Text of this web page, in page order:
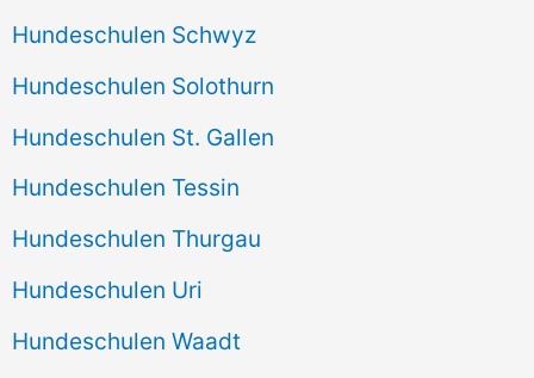
Hundeschulen Schwyz
Hundeschulen Solothurn
Hundeschulen St. Gallen
Hundeschulen Tessin
Hundeschulen Thurgau
Hundeschulen Uri
Hundeschulen Waadt